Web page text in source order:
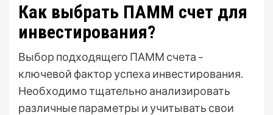
Как выбрать ПАММ счет для
инвестирования?
Выбор подходящего ПАММ счета –
ключевой фактор успеха инвестирования.
Необходимо тщательно анализировать
различные параметры и учитывать свои